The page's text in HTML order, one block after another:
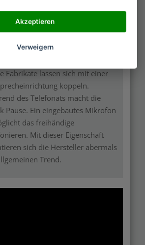
Eigenschaften stehen sie
Produkten in nichts nach.
Fabrikate lassen sich mit einer
koppeln.
des Telefonats macht die
Pause. Ein eingebautes Mikrofon
das freihändige
Mit dieser Eigenschaft
sich die Hersteller abermals
Trend.
Akzeptieren
Verweigern